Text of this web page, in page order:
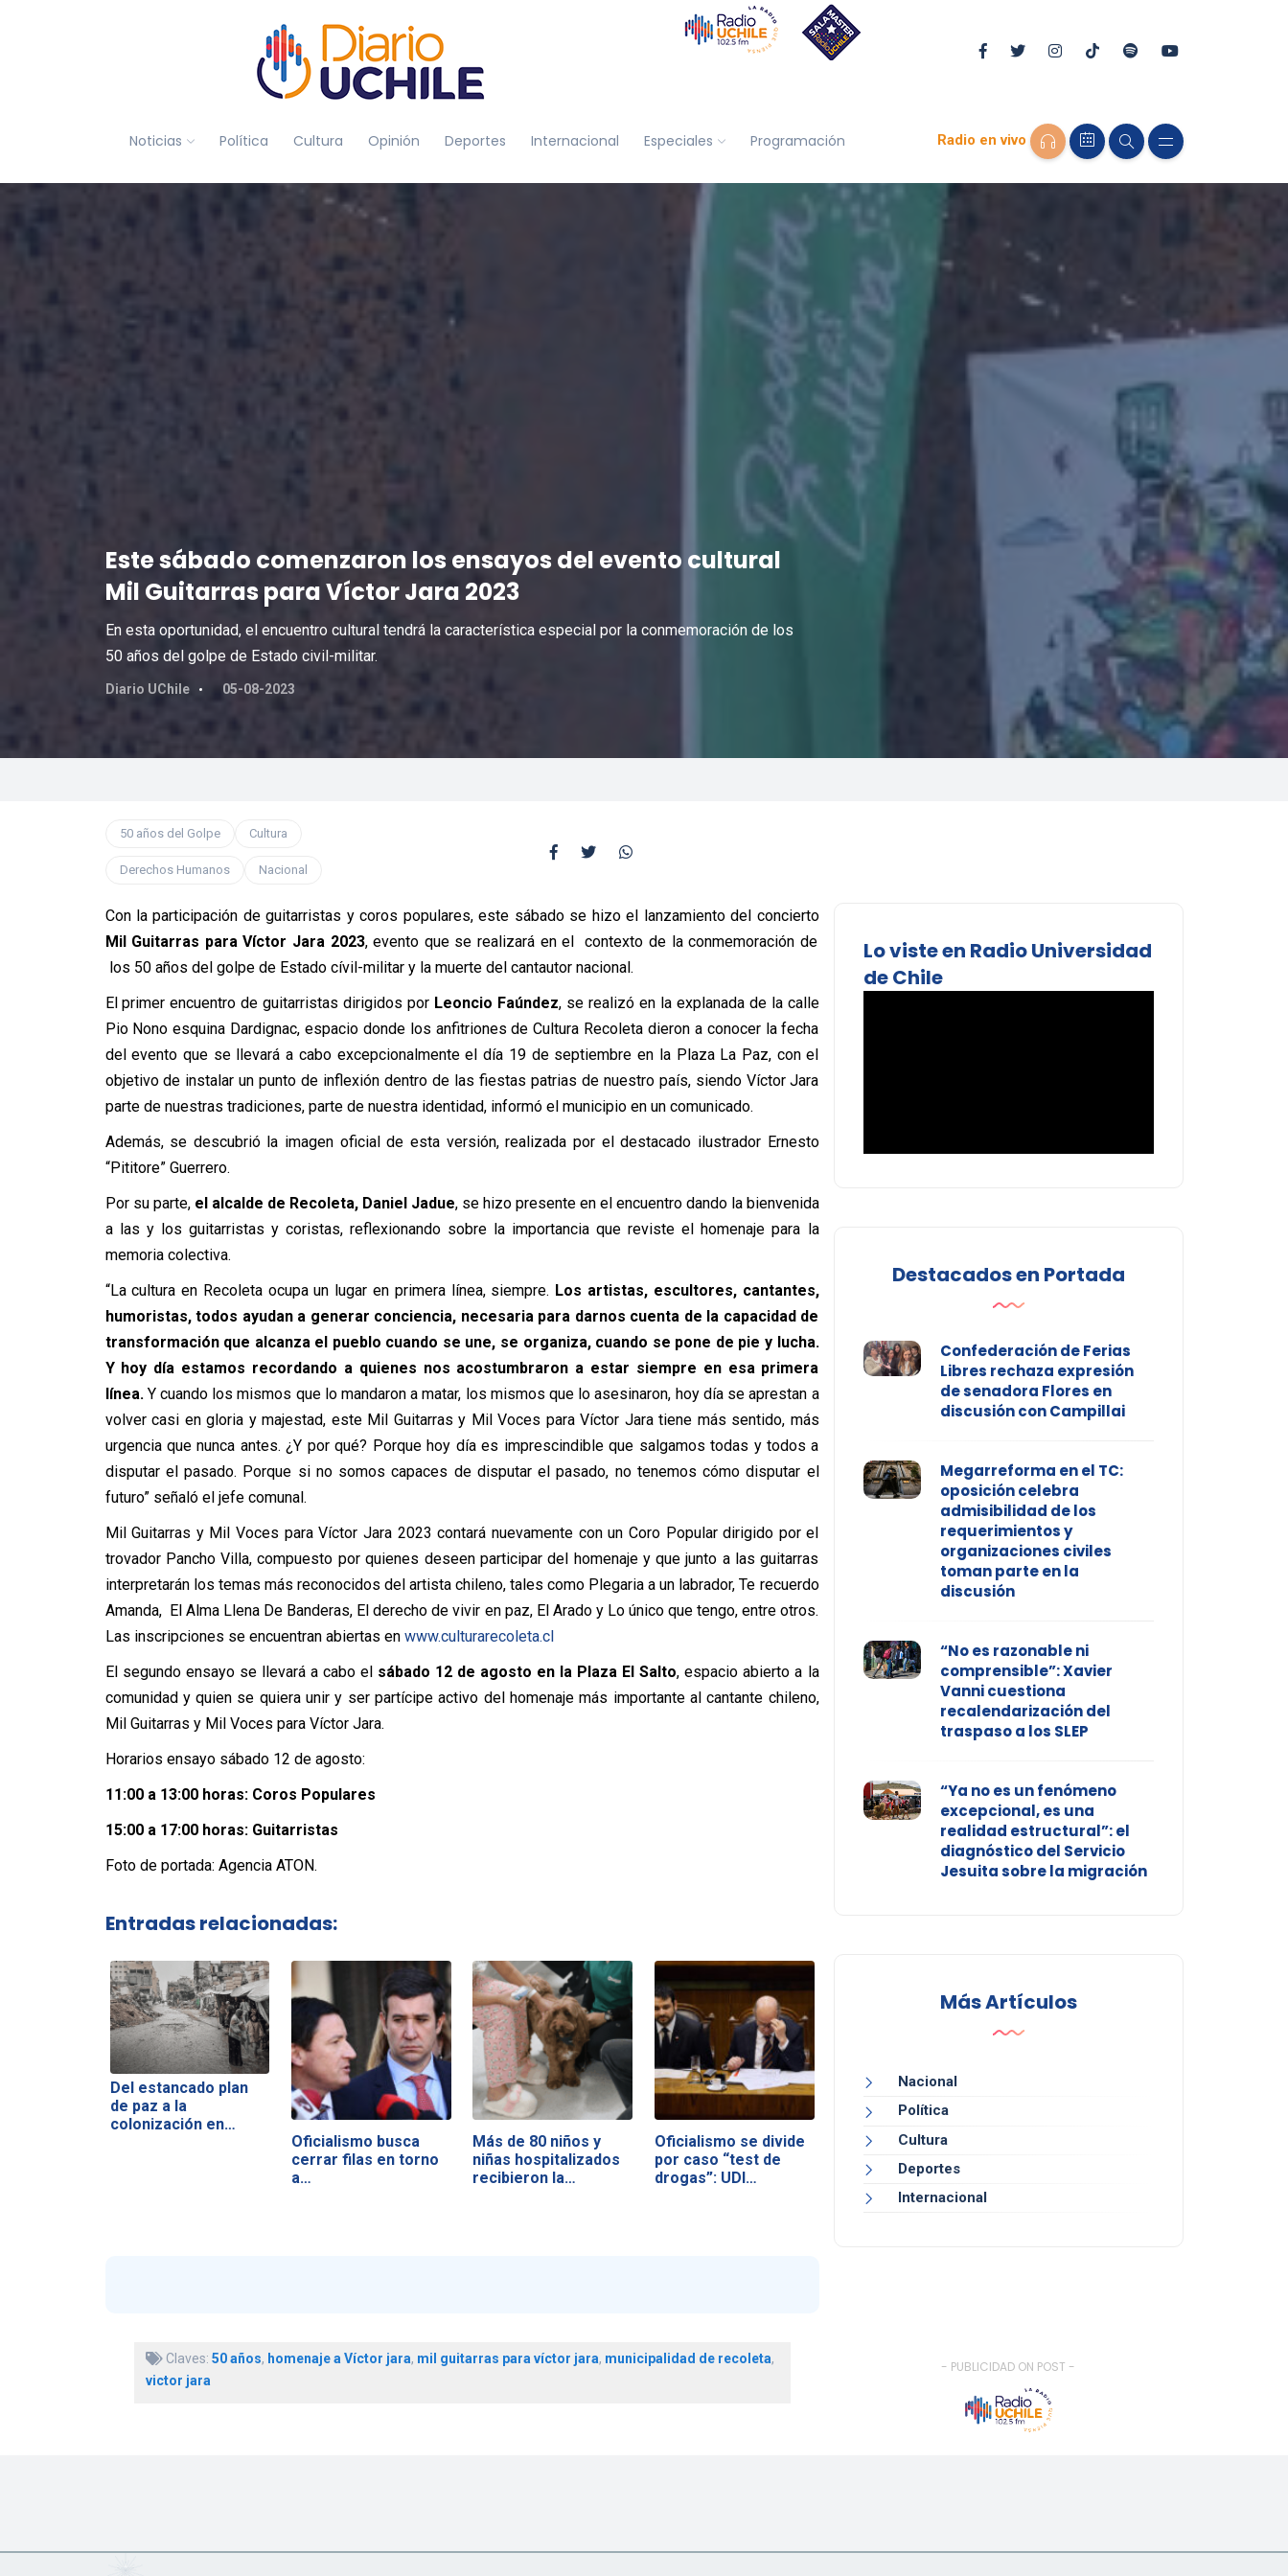
Noticias Política Cultura Opinión Deportes Internacional Especiales Programación Radio en vivo
Este sábado comenzaron los ensayos del evento cultural
Mil Guitarras para Víctor Jara 2023
En esta oportunidad, el encuentro cultural tendrá la característica especial por la conmemoración de los
50 años del golpe de Estado civil-militar.
Diario UChile 05-08-2023
50 años del Golpe Cultura
Derechos Humanos Nacional
Con la participación de guitarristas y coros populares, este sábado se hizo el lanzamiento del concierto
Mil Guitarras para Víctor Jara 2023, evento que se realizará en el contexto de la conmemoración de
los 50 años del golpe de Estado cívil-militar y la muerte del cantautor nacional.
El primer encuentro de guitarristas dirigidos por Leoncio Faúndez, se realizó en la explanada de la calle
Pio Nono esquina Dardignac, espacio donde los anfitriones de Cultura Recoleta dieron a conocer la fecha
del evento que se llevará a cabo excepcionalmente el día 19 de septiembre en la Plaza La Paz, con el
objetivo de instalar un punto de inflexión dentro de las fiestas patrias de nuestro país, siendo Víctor Jara
parte de nuestras tradiciones, parte de nuestra identidad, informó el municipio en un comunicado.
Además, se descubrió la imagen oficial de esta versión, realizada por el destacado ilustrador Ernesto
“Pititore” Guerrero.
Por su parte, el alcalde de Recoleta, Daniel Jadue, se hizo presente en el encuentro dando la bienvenida
a las y los guitarristas y coristas, reflexionando sobre la importancia que reviste el homenaje para la
memoria colectiva.
“La cultura en Recoleta ocupa un lugar en primera línea, siempre. Los artistas, escultores, cantantes,
humoristas, todos ayudan a generar conciencia, necesaria para darnos cuenta de la capacidad de
transformación que alcanza el pueblo cuando se une, se organiza, cuando se pone de pie y lucha.
Y hoy día estamos recordando a quienes nos acostumbraron a estar siempre en esa primera
línea.Y cuando los mismos que lo mandaron a matar, los mismos que lo asesinaron, hoy día se aprestan a
volver casi en gloria y majestad, este Mil Guitarras y Mil Voces para Víctor Jara tiene más sentido, más
urgencia que nunca antes. ¿Y por qué? Porque hoy día es imprescindible que salgamos todas y todos a
disputar el pasado. Porque si no somos capaces de disputar el pasado, no tenemos cómo disputar el
futuro” señaló el jefe comunal.
Mil Guitarras y Mil Voces para Víctor Jara 2023 contará nuevamente con un Coro Popular dirigido por el
trovador Pancho Villa, compuesto por quienes deseen participar del homenaje y que junto a las guitarras
interpretarán los temas más reconocidos del artista chileno, tales como Plegaria a un labrador, Te recuerdo
Amanda, El Alma Llena De Banderas, El derecho de vivir en paz, El Arado y Lo único que tengo, entre otros.
Las inscripciones se encuentran abiertas en www.culturarecoleta.cl
El segundo ensayo se llevará a cabo el sábado 12 de agosto en la Plaza El Salto, espacio abierto a la
comunidad y quien se quiera unir y ser partícipe activo del homenaje más importante al cantante chileno,
Mil Guitarras y Mil Voces para Víctor Jara.
Horarios ensayo sábado 12 de agosto:
11:00 a 13:00 horas: Coros Populares
15:00 a 17:00 horas: Guitarristas
Foto de portada: Agencia ATON.
Entradas relacionadas:
Del estancado plan
de paz a la
colonización en…
Oficialismo busca
cerrar filas en torno
a…
Más de 80 niños y
niñas hospitalizados
recibieron la…
Oficialismo se divide
por caso “test de
drogas”: UDI…
Claves: 50 años, homenaje a Víctor jara, mil guitarras para víctor jara, municipalidad de recoleta,
victor jara
Lo viste en Radio Universidad
de Chile
Destacados en Portada
Confederación de Ferias
Libres rechaza expresión
de senadora Flores en
discusión con Campillai
Megarreforma en el TC:
oposición celebra
admisibilidad de los
requerimientos y
organizaciones civiles
toman parte en la
discusión
“No es razonable ni
comprensible”: Xavier
Vanni cuestiona
recalendarización del
traspaso a los SLEP
“Ya no es un fenómeno
excepcional, es una
realidad estructural”: el
diagnóstico del Servicio
Jesuita sobre la migración
Más Artículos
Nacional
Política
Cultura
Deportes
Internacional
- PUBLICIDAD ON POST -